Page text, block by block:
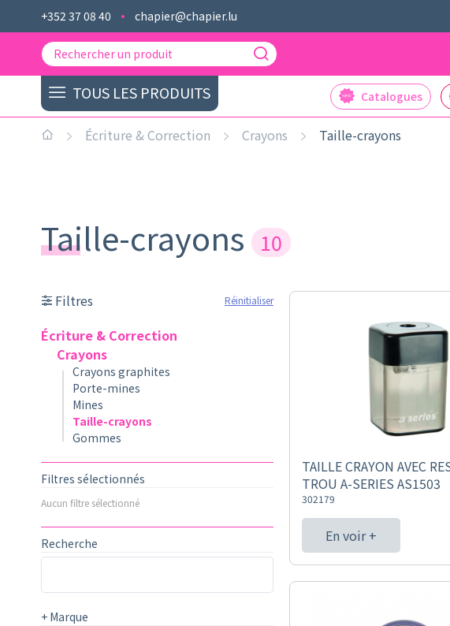
+352 37 08 40 chapier@chapier.lu
TOUS LES PRODUITS Catalogues
Écriture & Correction Crayons Taille-crayons
Taille-crayons 10
Filtres Réinitialiser
Écriture & Correction
Crayons
Crayons graphites
Porte-mines
Mines
Taille-crayons
Gommes
Filtres sélectionnés
Aucun filtre sélectionné
Recherche
+ Marque
TAILLE CRAYON AVEC
TROU A-SERIES AS1503
302179
En voir +